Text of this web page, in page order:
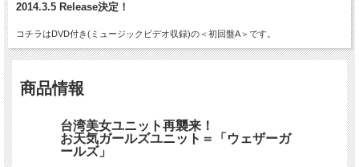
2014.3.5 Release決定！
コチラはDVD付き(ミュージックビデオ収録)の＜初回盤A＞です。
商品情報
台湾美女ユニット再襲来！
お天気ガールズユニット＝「ウェザーガ
ールズ」